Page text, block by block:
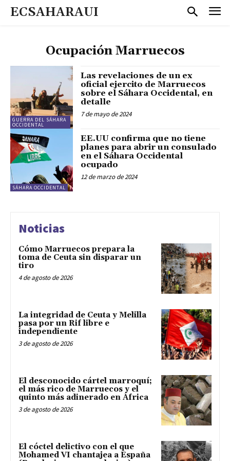
ECSAHARAUI
Ocupación Marruecos
GUERRA DEL SÁHARA
OCCIDENTAL
Las revelaciones de un ex
oficial ejercito de Marruecos
sobre el Sáhara Occidental, en
detalle
7 de mayo de 2024
SÁHARA OCCIDENTAL
EE.UU confirma que no tiene
planes para abrir un consulado
en el Sáhara Occidental
ocupado
12 de marzo de 2024
Noticias
Cómo Marruecos prepara la
toma de Ceuta sin disparar un
tiro
4 de agosto de 2026
La integridad de Ceuta y Melilla
pasa por un Rif libre e
independiente
3 de agosto de 2026
El desconocido cártel marroquí;
el más rico de Marruecos y el
quinto más adinerado en África
3 de agosto de 2026
El cóctel delictivo con el que
Mohamed VI chantajea a España